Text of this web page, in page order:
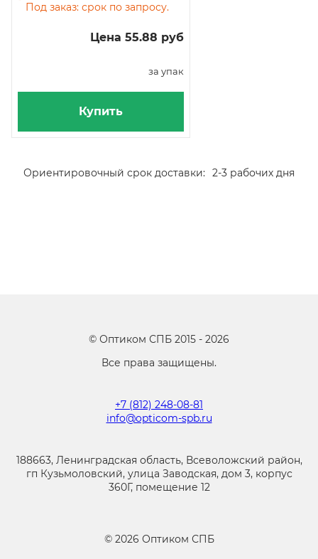
Под заказ: срок по запросу.
Цена 55.88 руб
за упак
Купить
Ориентировочный срок доставки: 2-3 рабочих дня
© Оптиком СПБ 2015 - 2026
Все права защищены.
+7 (812) 248-08-81
info@opticom-spb.ru
188663, Ленинградская область, Всеволожский район,
гп Кузьмоловский, улица Заводская, дом 3, корпус
360Г, помещение 12
© 2026 Оптиком СПБ